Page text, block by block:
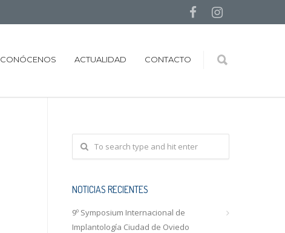
CONÓCENOS ACTUALIDAD CONTACTO
NOTICIAS RECIENTES
9º Symposium Internacional de
Implantología Ciudad de Oviedo